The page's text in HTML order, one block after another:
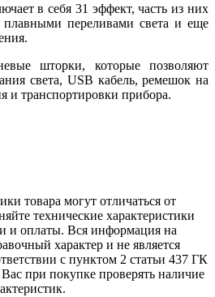
в себя 31 эффект, часть из них
переливами света и еще
шторки, которые позволяют
света, USB кабель, ремешок на
и транспортировки прибора.
товара могут отличаться от
технические характеристики
и оплаты. Вся информация на
характер и не является
с пунктом 2 статьи 437 ГК
при покупке проверять наличие